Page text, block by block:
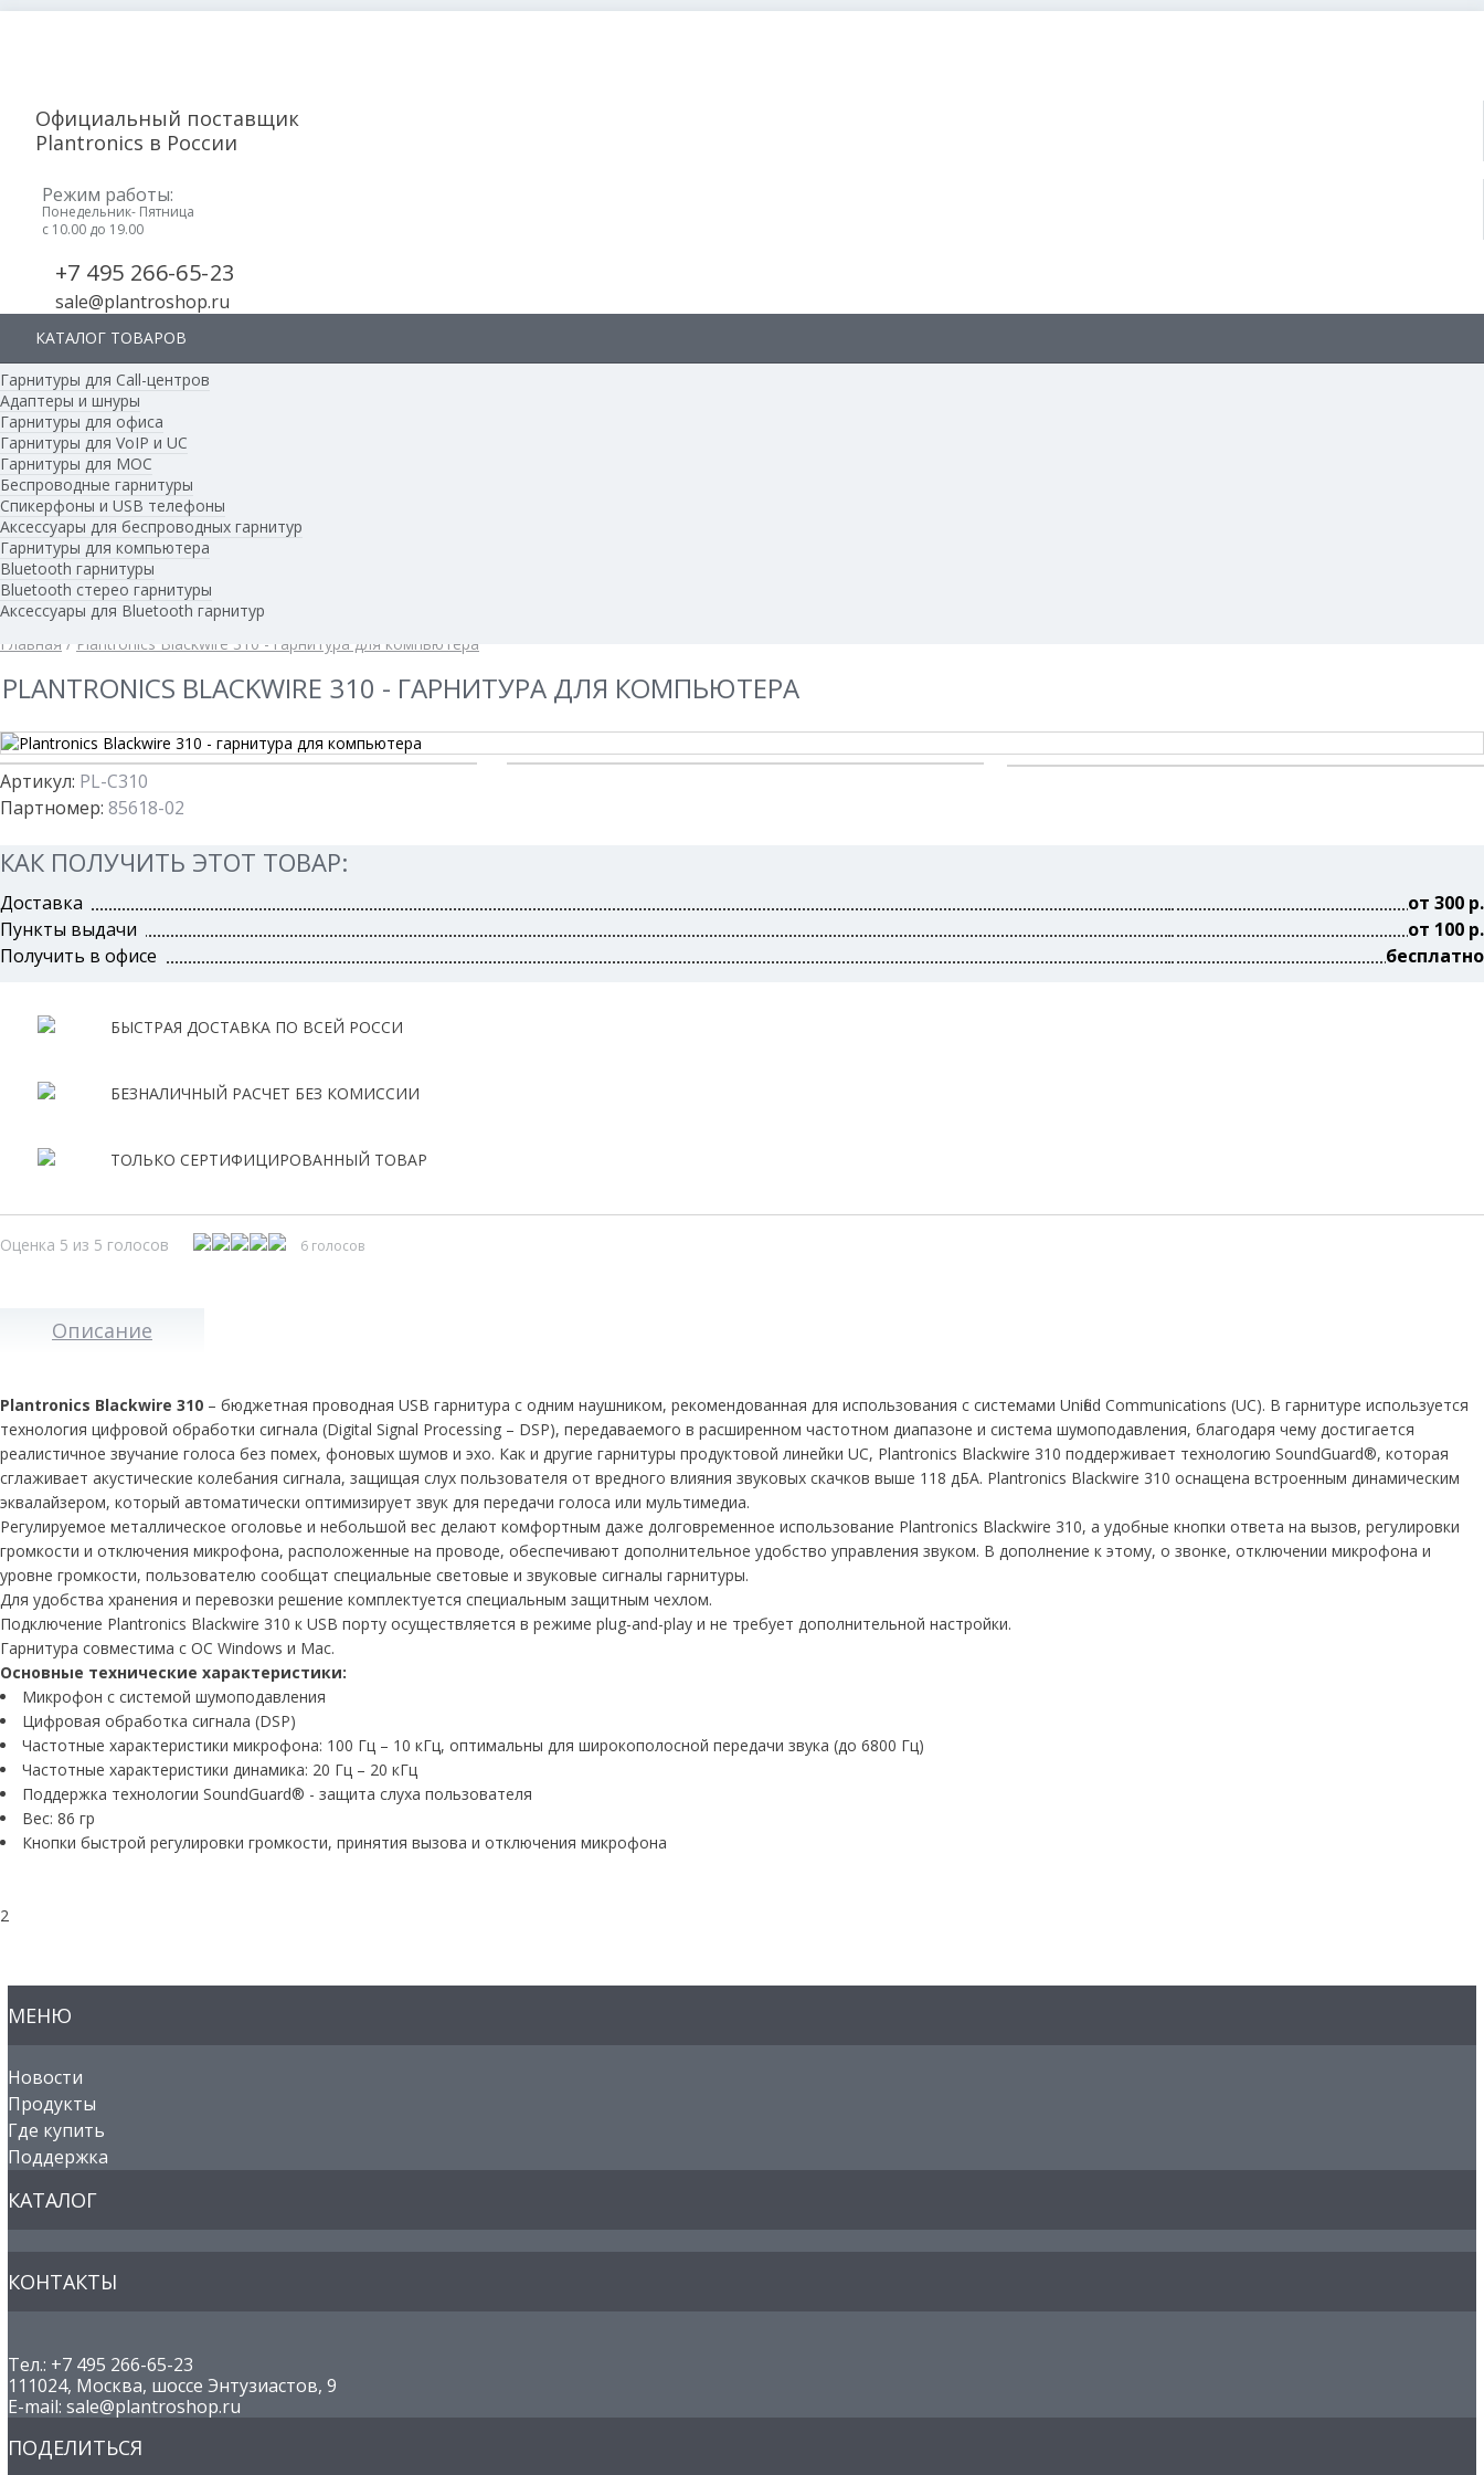
Официальный поставщик
Plantronics в России
Режим работы:
Понедельник- Пятница
с 10.00 до 19.00
+7 495 266-65-23
sale@plantroshop.ru
КАТАЛОГ ТОВАРОВ
Гарнитуры для Call-центров
Адаптеры и шнуры
Гарнитуры для офиса
Гарнитуры для VoIP и UC
Гарнитуры для MOC
Беспроводные гарнитуры
Спикерфоны и USB телефоны
Аксессуары для беспроводных гарнитур
Гарнитуры для компьютера
Bluetooth гарнитуры
Bluetooth стерео гарнитуры
Аксессуары для Bluetooth гарнитур
Корзина:
Новые товары
Главная / Plantronics Blackwire 310 - гарнитура для компьютера
PLANTRONICS BLACKWIRE 310 - ГАРНИТУРА ДЛЯ КОМПЬЮТЕРА
Артикул: PL-C310
Партномер: 85618-02
КАК ПОЛУЧИТЬ ЭТОТ ТОВАР:
Доставка
от 300 р.
Пункты выдачи
от 100 р.
Получить в офисе
бесплатно
БЫСТРАЯ ДОСТАВКА ПО ВСЕЙ РОССИ
БЕЗНАЛИЧНЫЙ РАСЧЕТ БЕЗ КОМИССИИ
ТОЛЬКО СЕРТИФИЦИРОВАННЫЙ ТОВАР
Оценка 5 из 5 голосов 6 голосов
Описание
Plantronics Blackwire 310 – бюджетная проводная USB гарнитура с одним наушником, рекомендованная для использования с системами Unified Communications (UC). В гарнитуре используется
технология цифровой обработки сигнала (Digital Signal Processing – DSP), передаваемого в расширенном частотном диапазоне и система шумоподавления, благодаря чему достигается
реалистичное звучание голоса без помех, фоновых шумов и эхо. Как и другие гарнитуры продуктовой линейки UC, Plantronics Blackwire 310 поддерживает технологию SoundGuard®, которая
сглаживает акустические колебания сигнала, защищая слух пользователя от вредного влияния звуковых скачков выше 118 дБА. Plantronics Blackwire 310 оснащена встроенным динамическим
эквалайзером, который автоматически оптимизирует звук для передачи голоса или мультимедиа.
Регулируемое металлическое оголовье и небольшой вес делают комфортным даже долговременное использование Plantronics Blackwire 310, а удобные кнопки ответа на вызов, регулировки
громкости и отключения микрофона, расположенные на проводе, обеспечивают дополнительное удобство управления звуком. В дополнение к этому, о звонке, отключении микрофона и
уровне громкости, пользователю сообщат специальные световые и звуковые сигналы гарнитуры.
Для удобства хранения и перевозки решение комплектуется специальным защитным чехлом.
Подключение Plantronics Blackwire 310 к USB порту осуществляется в режиме plug-and-play и не требует дополнительной настройки.
Гарнитура совместима с ОС Windows и Mac.
Основные технические характеристики:
Микрофон с системой шумоподавления
Цифровая обработка сигнала (DSP)
Частотные характеристики микрофона: 100 Гц – 10 кГц, оптимальны для широкополосной передачи звука (до 6800 Гц)
Частотные характеристики динамика: 20 Гц – 20 кГц
Поддержка технологии SoundGuard® - защита слуха пользователя
Вес: 86 гр
Кнопки быстрой регулировки громкости, принятия вызова и отключения микрофона
2
МЕНЮ
Новости
Продукты
Где купить
Поддержка
КАТАЛОГ
КОНТАКТЫ
Тел.: +7 495 266-65-23
111024, Москва, шоссе Энтузиастов, 9
E-mail: sale@plantroshop.ru
ПОДЕЛИТЬСЯ